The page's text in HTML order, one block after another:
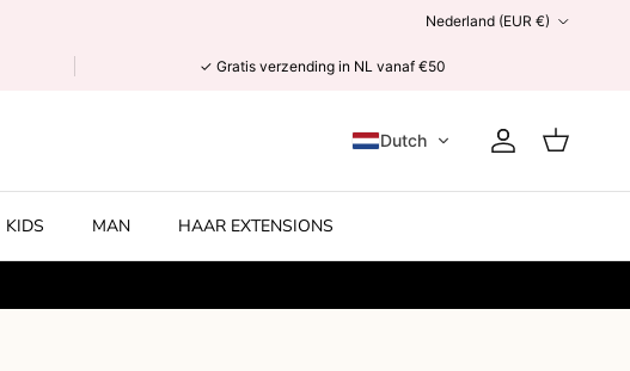
Nederland (EUR €)
✓ Gratis verzending in NL vanaf €50
Dutch AccountWinkelwagen
KIDS MAN HAAR EXTENSIONS